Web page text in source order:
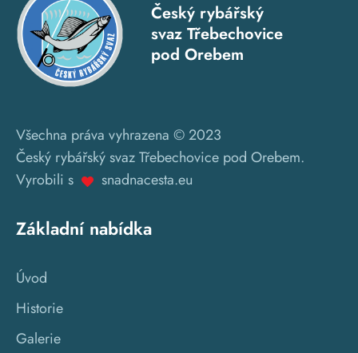
Český rybářský
svaz Třebechovice
pod Orebem
Všechna práva vyhrazena © 2023
Český rybářský svaz Třebechovice pod Orebem.
Vyrobili s
snadnacesta.eu
Základní nabídka
Úvod
Historie
Galerie